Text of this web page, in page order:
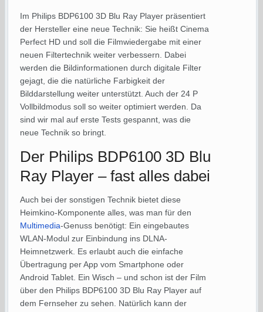
Im Philips BDP6100 3D Blu Ray Player präsentiert
der Hersteller eine neue Technik: Sie heißt Cinema
Perfect HD und soll die Filmwiedergabe mit einer
neuen Filtertechnik weiter verbessern. Dabei
werden die Bildinformationen durch digitale Filter
gejagt, die die natürliche Farbigkeit der
Bilddarstellung weiter unterstützt. Auch der 24 P
Vollbildmodus soll so weiter optimiert werden. Da
sind wir mal auf erste Tests gespannt, was die
neue Technik so bringt.
Der Philips BDP6100 3D Blu
Ray Player – fast alles dabei
Auch bei der sonstigen Technik bietet diese
Heimkino-Komponente alles, was man für den
Multimedia-Genuss benötigt: Ein eingebautes
WLAN-Modul zur Einbindung ins DLNA-
Heimnetzwerk. Es erlaubt auch die einfache
Übertragung per App vom Smartphone oder
Android Tablet. Ein Wisch – und schon ist der Film
über den Philips BDP6100 3D Blu Ray Player auf
dem Fernseher zu sehen. Natürlich kann der